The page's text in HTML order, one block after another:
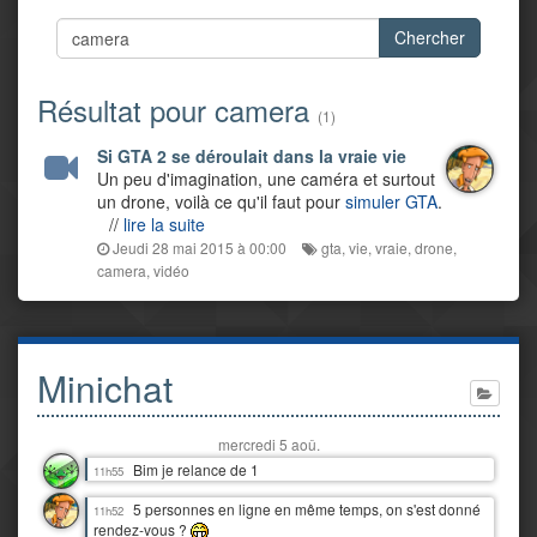
Chercher
Résultat pour camera (1)
Si GTA 2 se déroulait dans la vraie vie
Un peu d'imagination, une caméra et surtout
un drone, voilà ce qu'il faut pour simuler GTA.
// lire la suite
Jeudi 28 mai 2015 à 00:00 gta, vie, vraie, drone,
camera, vidéo
Minichat
mercredi 5 aoû.
11h55 Bim je relance de 1
11h52 5 personnes en ligne en même temps, on s'est donné
rendez-vous ?